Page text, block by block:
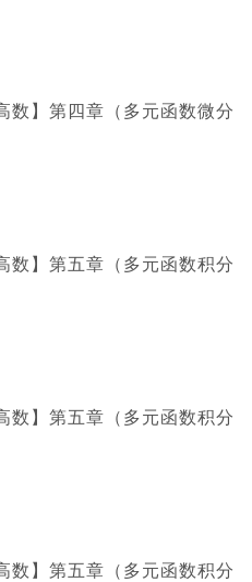
数】第四章（多元函数微分
数】第五章（多元函数积分
数】第五章（多元函数积分
数】第五章（多元函数积分